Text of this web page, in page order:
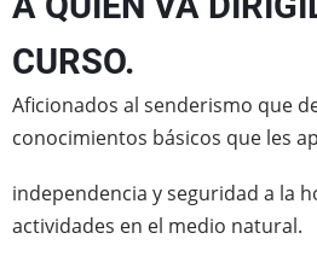
CURSO.
Aficionados al senderismo que
conocimientos básicos que les
independencia y seguridad a la
actividades en el medio natural.